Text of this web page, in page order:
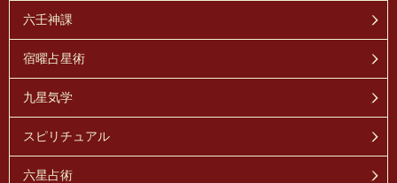
六壬神課
宿曜占星術
九星気学
スピリチュアル
六星占術